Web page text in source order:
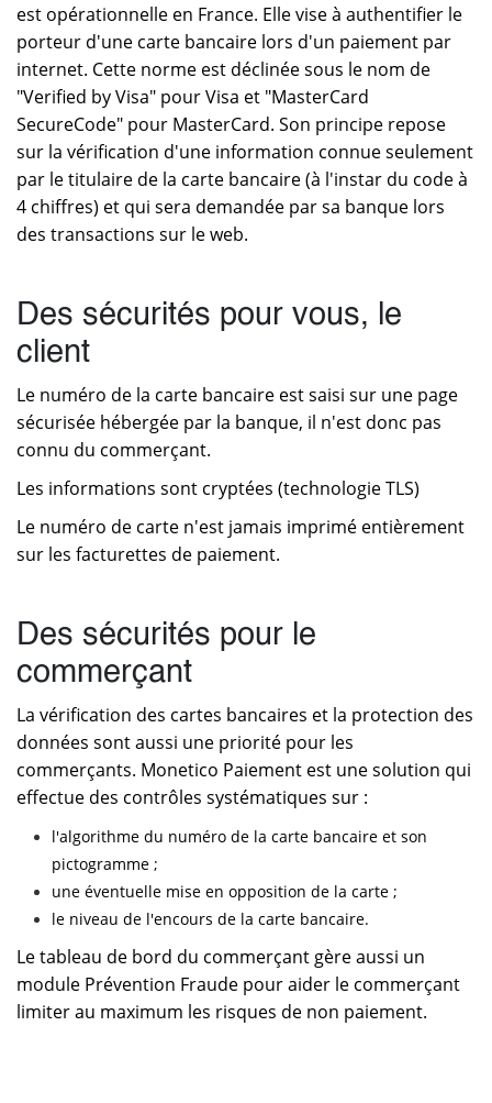
est opérationnelle en France. Elle vise à authentifier le
porteur d'une carte bancaire lors d'un paiement par
internet. Cette norme est déclinée sous le nom de
"Verified by Visa" pour Visa et "MasterCard
SecureCode" pour MasterCard. Son principe repose
sur la vérification d'une information connue seulement
par le titulaire de la carte bancaire (à l'instar du code à
4 chiffres) et qui sera demandée par sa banque lors
des transactions sur le web.
Des sécurités pour vous, le
client
Le numéro de la carte bancaire est saisi sur une page
sécurisée hébergée par la banque, il n'est donc pas
connu du commerçant.
Les informations sont cryptées (technologie TLS)
Le numéro de carte n'est jamais imprimé entièrement
sur les facturettes de paiement.
Des sécurités pour le
commerçant
La vérification des cartes bancaires et la protection des
données sont aussi une priorité pour les
commerçants. Monetico Paiement est une solution qui
effectue des contrôles systématiques sur :
l'algorithme du numéro de la carte bancaire et son
pictogramme ;
une éventuelle mise en opposition de la carte ;
le niveau de l'encours de la carte bancaire.
Le tableau de bord du commerçant gère aussi un
module Prévention Fraude pour aider le commerçant
limiter au maximum les risques de non paiement.